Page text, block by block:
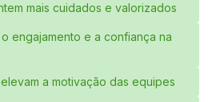
mais cuidados e valorizados
engajamento e a confiança na
a motivação das equipes